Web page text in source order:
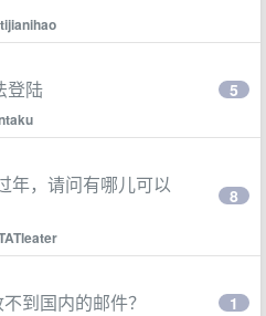
登陆 5
年，请问有哪儿可以
8
到国内的邮件？ 1